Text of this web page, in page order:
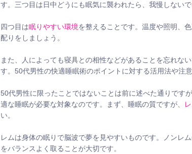
す。三つ目は日中どうにも眠気に襲われたら、我慢しないで
四つ目は眠りやすい環境を整えることです。温度や照明、
配りをしましょう。
また、人によっても寝具との相性などがあることを忘れな
す。50代男性の快適睡眠術のポイントに対する活用法や注
50代男性に限ったことではないことは前に述べた通りです
適な睡眠が必要な対象なのです。まず、睡眠の質ですが、
い。
レムは身体の眠りで脳波で夢を見やすいものです。ノンレ
をバランスよく取ることが大切です。